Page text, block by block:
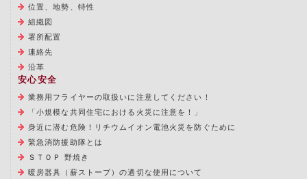
位置、地勢、特性
組織図
署所配置
連絡先
沿革
安心安全
業務用フライヤーの取扱いに注意してください！
「小規模な共同住宅における火災に注意を！」
身近に潜む危険！リチウムイオン電池火災を防ぐために
緊急消防援助隊とは
ＳＴＯＰ 野焼き
暖房器具（薪ストーブ）の適切な使用について